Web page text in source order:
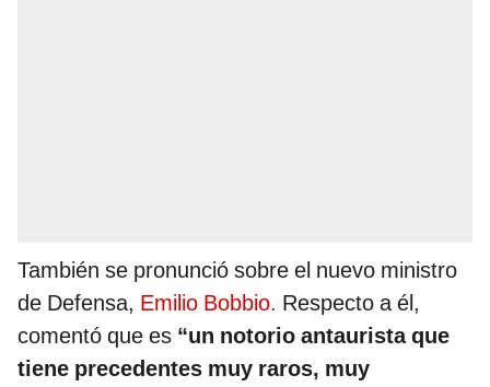
También se pronunció sobre el nuevo ministro
de Defensa, Emilio Bobbio. Respecto a él,
comentó que es “un notorio antaurista que
tiene precedentes muy raros, muy